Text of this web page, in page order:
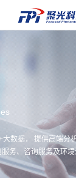
大数据， 提供高端分
务、咨询服务及环